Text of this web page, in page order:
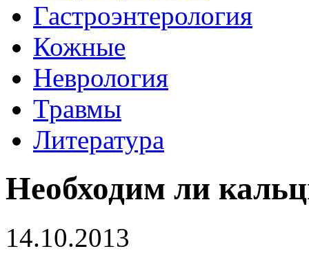
Гастроэнтерология
Кожные
Неврология
Травмы
Литература
Необходим ли
14.10.2013